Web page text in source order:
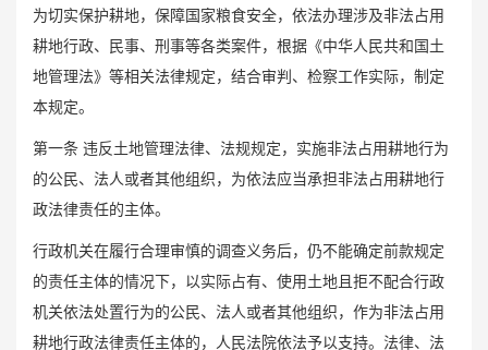
为切实保护耕地，保障国家粮食安全，依法办理涉及非法占用
耕地行政、民事、刑事等各类案件，根据《中华人民共和国土
地管理法》等相关法律规定，结合审判、检察工作实际，制定
本规定。
第一条 违反土地管理法律、法规规定，实施非法占用耕地行为
的公民、法人或者其他组织，为依法应当承担非法占用耕地行
政法律责任的主体。
行政机关在履行合理审慎的调查义务后，仍不能确定前款规定
的责任主体的情况下，以实际占有、使用土地且拒不配合行政
机关依法处置行为的公民、法人或者其他组织，作为非法占用
耕地行政法律责任主体的，人民法院依法予以支持。法律、法